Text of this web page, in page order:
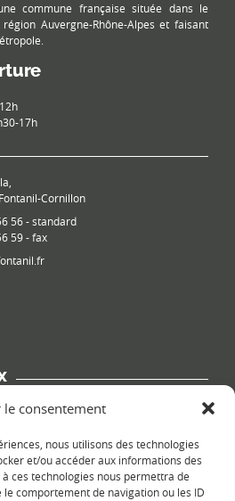
le consentement
nous utilisons des technologies
et/ou accéder aux informations des
ces technologies nous permettra de
comportement de navigation ou les ID
commune française située dans le
Auvergne-Rhône-Alpes et faisant
17h
Cornillon
56 - standard
59 - fax
de la commune sur différents réseaux